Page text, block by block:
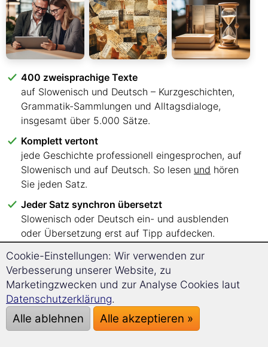
400 zweisprachige Texte
auf Slowenisch und Deutsch – Kurzgeschichten,
Grammatik-Sammlungen und Alltagsdialoge,
insgesamt über 5.000 Sätze.
Komplett vertont
jede Geschichte professionell eingesprochen, auf
Slowenisch und auf Deutsch. So lesen und hören
Sie jeden Satz.
Jeder Satz synchron übersetzt
Slowenisch oder Deutsch ein- und ausblenden
oder Übersetzung erst auf Tipp aufdecken.
Sechs Sprachniveaus, klar sortiert
A1 bis C2 – Sie wissen sofort, mit welchen Texten
Sie einsteigen.
Lesen, wo Sie wollen
im Browser auf PC, Tablet oder Smartphone.
Keine App, keine Installation.
Cookie-Einstellungen: Wir verwenden zur
Verbesserung unserer Website, zu
Marketingzwecken und zur Analyse Cookies laut
Datenschutzerklärung.
Alle ablehnen Alle akzeptieren »